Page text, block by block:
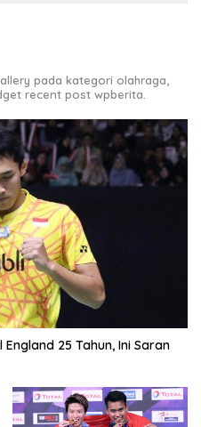
pada kategori olahraga,
recent post wpberita.
25 Tahun, Ini Saran